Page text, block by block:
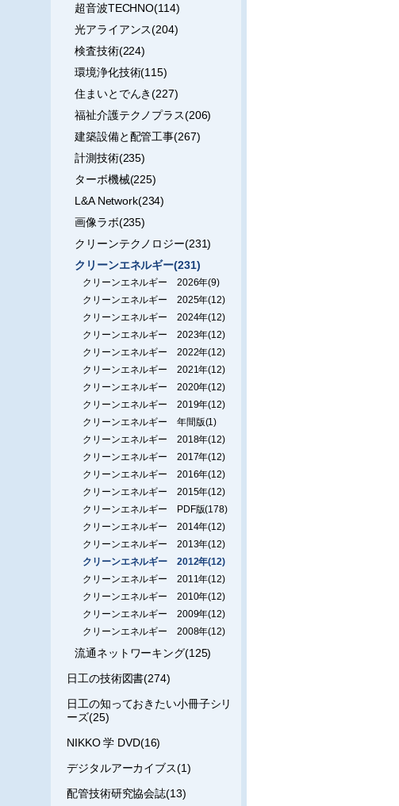
超音波TECHNO(114)
光アライアンス(204)
検査技術(224)
環境浄化技術(115)
住まいとでんき(227)
福祉介護テクノプラス(206)
建築設備と配管工事(267)
計測技術(235)
ターボ機械(225)
L&A Network(234)
画像ラボ(235)
クリーンテクノロジー(231)
クリーンエネルギー(231)
クリーンエネルギー 2026年(9)
クリーンエネルギー 2025年(12)
クリーンエネルギー 2024年(12)
クリーンエネルギー 2023年(12)
クリーンエネルギー 2022年(12)
クリーンエネルギー 2021年(12)
クリーンエネルギー 2020年(12)
クリーンエネルギー 2019年(12)
クリーンエネルギー 年間版(1)
クリーンエネルギー 2018年(12)
クリーンエネルギー 2017年(12)
クリーンエネルギー 2016年(12)
クリーンエネルギー 2015年(12)
クリーンエネルギー PDF版(178)
クリーンエネルギー 2014年(12)
クリーンエネルギー 2013年(12)
クリーンエネルギー 2012年(12)
クリーンエネルギー 2011年(12)
クリーンエネルギー 2010年(12)
クリーンエネルギー 2009年(12)
クリーンエネルギー 2008年(12)
流通ネットワーキング(125)
日工の技術図書(274)
日工の知っておきたい小冊子シリ
ーズ(25)
NIKKO 学 DVD(16)
デジタルアーカイブス(1)
配管技術研究協会誌(13)